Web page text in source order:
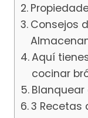
Consejos
Aquí
cocinar
Blanquear
3 Recetas